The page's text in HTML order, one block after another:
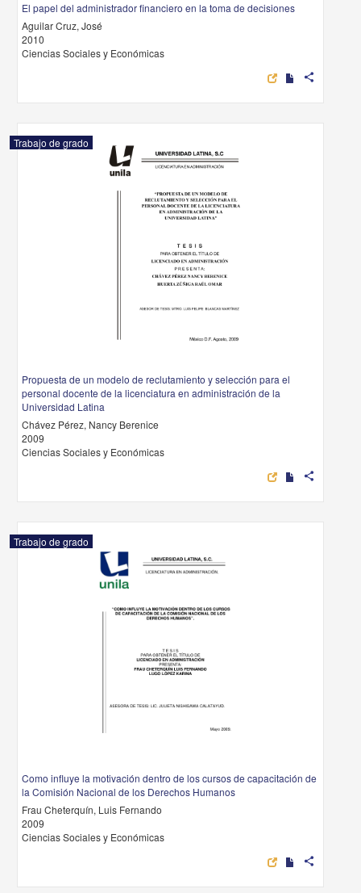
El papel del administrador financiero en la toma de decisiones
Aguilar Cruz, José
2010
Ciencias Sociales y Económicas
share
Trabajo de grado
Propuesta de un modelo de reclutamiento y selección para el
personal docente de la licenciatura en administración de la
Universidad Latina
Chávez Pérez, Nancy Berenice
2009
Ciencias Sociales y Económicas
share
Trabajo de grado
Como influye la motivación dentro de los cursos de capacitación de
la Comisión Nacional de los Derechos Humanos
Frau Cheterquín, Luis Fernando
2009
Ciencias Sociales y Económicas
share